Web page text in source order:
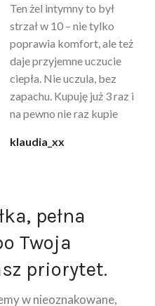
Ten żel intymny to był
strzał w 10 – nie tylko
poprawia komfort, ale też
daje przyjemne uczucie
ciepła. Nie uczula, bez
zapachu. Kupuję już 3 raz i
na pewno nie raz kupie
klaudia_xx
pełna
Twoja
priorytet.
w nieoznakowane,